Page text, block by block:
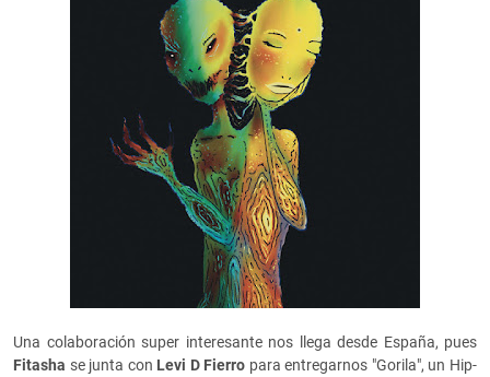
Una colaboración super interesante nos llega desde España, pues
Fitasha se junta con Levi D Fierro para entregarnos "Gorila", un Hip-